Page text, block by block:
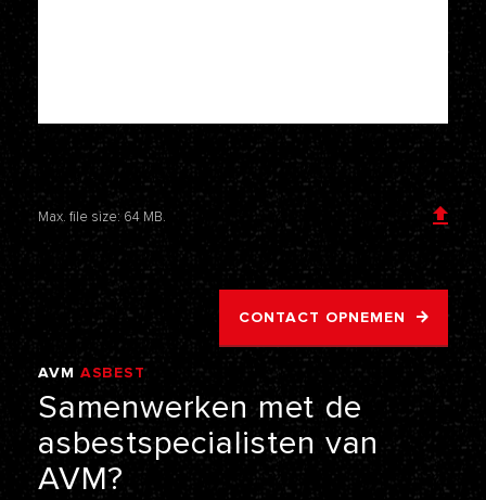
Voeg een bijlage toe
Max. file size: 64 MB.
CONTACT OPNEMEN
AVM ASBEST
VERWIJDERING
Samenwerken met de
asbestspecialisten van
AVM?